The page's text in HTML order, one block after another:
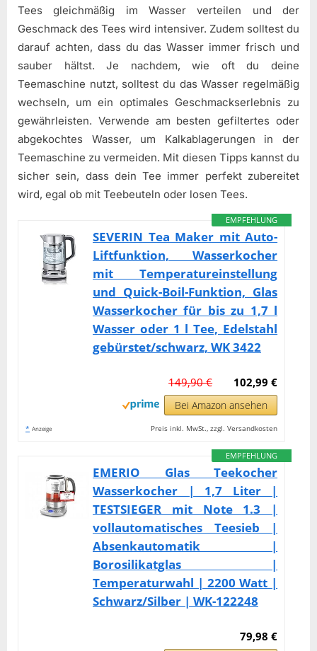
Tees gleichmäßig im Wasser verteilen und der
Geschmack des Tees wird intensiver. Zudem solltest du
darauf achten, dass du das Wasser immer frisch und
sauber hältst. Je nachdem, wie oft du deine
Teemaschine nutzt, solltest du das Wasser regelmäßig
wechseln, um ein optimales Geschmackserlebnis zu
gewährleisten. Verwende am besten gefiltertes oder
abgekochtes Wasser, um Kalkablagerungen in der
Teemaschine zu vermeiden. Mit diesen Tipps kannst du
sicher sein, dass dein Tee immer perfekt zubereitet
wird, egal ob mit Teebeuteln oder losen Tees.
EMPFEHLUNG
SEVERIN Tea Maker mit Auto-
Liftfunktion, Wasserkocher
mit Temperatureinstellung
und Quick-Boil-Funktion, Glas
Wasserkocher für bis zu 1,7 l
Wasser oder 1 l Tee, Edelstahl
gebürstet/schwarz, WK 3422
102,99 €
149,90 €
Bei Amazon ansehen
* Anzeige Preis inkl. MwSt., zzgl. Versandkosten
EMPFEHLUNG
EMERIO Glas Teekocher
Wasserkocher | 1,7 Liter |
TESTSIEGER mit Note 1.3 |
vollautomatisches Teesieb |
Absenkautomatik |
Borosilikatglas |
Temperaturwahl | 2200 Watt |
Schwarz/Silber | WK-122248
79,98 €